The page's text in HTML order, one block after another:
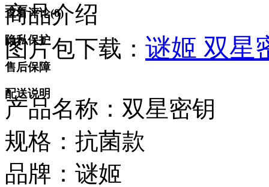
查看评论(0)
隐私保护
售后保障
配送说明
商品介绍
图片包下载： 谜姬 双星
产品名称：双星密钥
规格：抗菌款
品牌：谜姬